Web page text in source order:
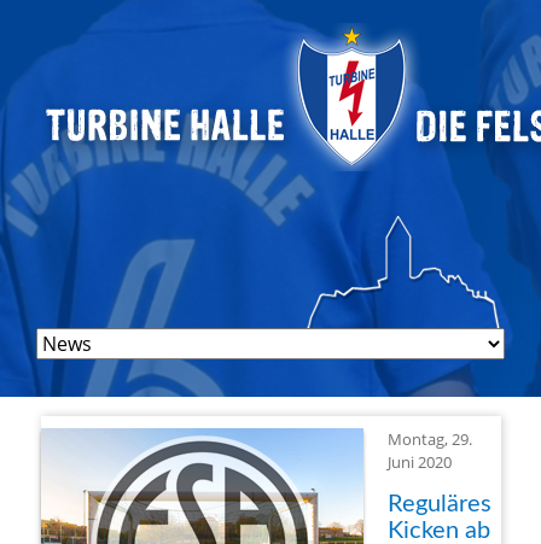
Navigation
überspringen
Montag, 29.
Juni 2020
Reguläres
Kicken ab